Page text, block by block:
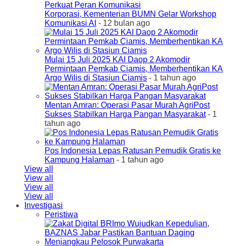
Perkuat Peran Komunikasi
Korporasi, Kementerian BUMN Gelar Workshop
Komunikasi AI - 12 bulan ago
Mulai 15 Juli 2025 KAI Daop 2 Akomodir
Permintaan Pemkab Ciamis, Memberhentikan KA
Argo Wilis di Stasiun Ciamis - 1 tahun ago
Mentan Amran: Operasi Pasar Murah AgriPost
Sukses Stabilkan Harga Pangan Masyarakat- 1
tahun ago
Pos Indonesia Lepas Ratusan Pemudik Gratis ke
Kampung Halaman - 1 tahun ago
View all
View all
View all
View all
Investigasi
Peristiwa